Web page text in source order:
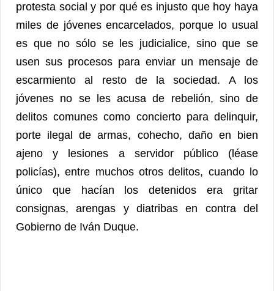
protesta social y por qué es injusto que hoy haya
miles de jóvenes encarcelados, porque lo usual
es que no sólo se les judicialice, sino que se
usen sus procesos para enviar un mensaje de
escarmiento al resto de la sociedad. A los
jóvenes no se les acusa de rebelión, sino de
delitos comunes como concierto para delinquir,
porte ilegal de armas, cohecho, daño en bien
ajeno y lesiones a servidor público (léase
policías), entre muchos otros delitos, cuando lo
único que hacían los detenidos era gritar
consignas, arengas y diatribas en contra del
Gobierno de Iván Duque.